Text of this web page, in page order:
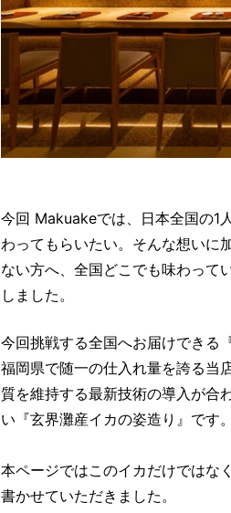
今回 Makuakeでは、日本全国の1
わってもらいたい。そんな想いに
ない方へ、全国どこでも味わって
しました。
今回挑戦する全国へお届けできる
福岡県で随一の仕入れ量を誇る当
質を維持する最新技術の導入が合
い『玄界灘産イカの姿造り』です
本ページではこのイカだけではな
書かせていただきました。